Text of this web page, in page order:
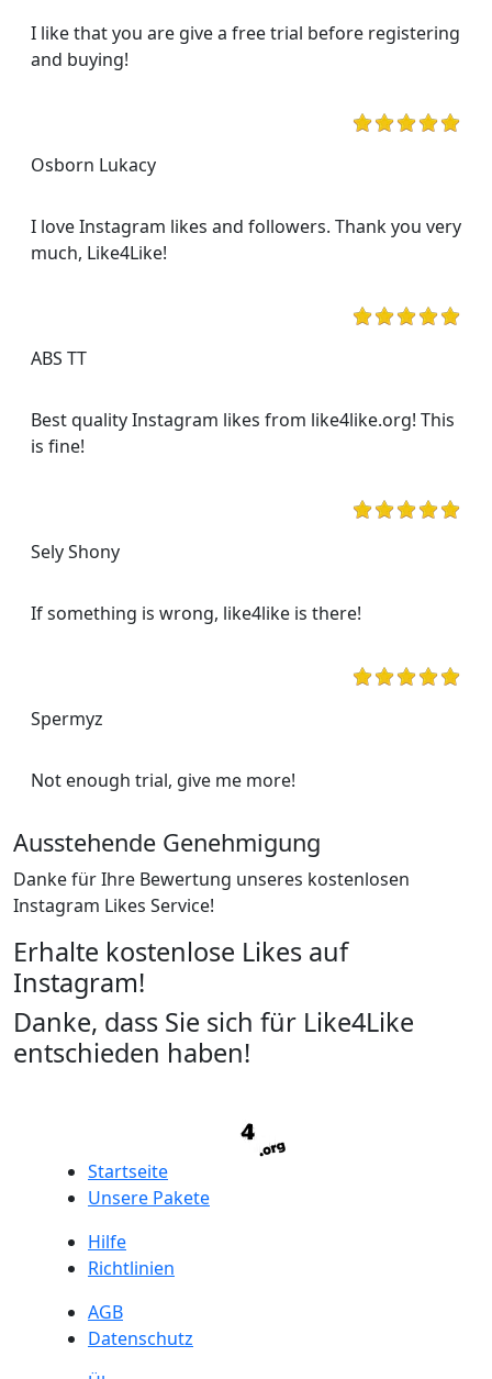
I like that you are give a free trial before registering
and buying!
Osborn Lukacy
I love Instagram likes and followers. Thank you very
much, Like4Like!
ABS TT
Best quality Instagram likes from like4like.org! This
is fine!
Sely Shony
If something is wrong, like4like is there!
Spermyz
Not enough trial, give me more!
Ausstehende Genehmigung
Danke für Ihre Bewertung unseres kostenlosen
Instagram Likes Service!
Erhalte kostenlose Likes auf
Instagram!
Danke, dass Sie sich für Like4Like
entschieden haben!
Startseite
Unsere Pakete
Hilfe
Richtlinien
AGB
Datenschutz